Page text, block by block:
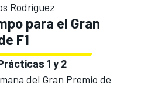
Rodríguez
para el Gran
F1
1 y 2
del Gran Premio de